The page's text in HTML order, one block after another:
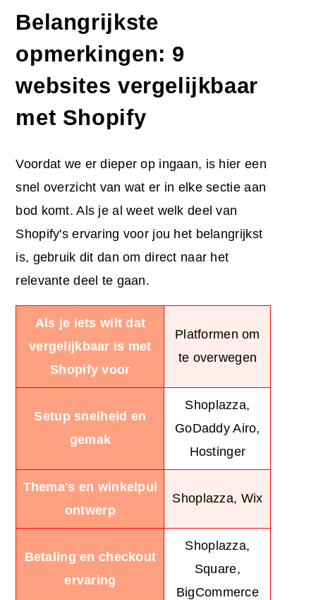
Belangrijkste
opmerkingen: 9
websites vergelijkbaar
met Shopify
Voordat we er dieper op ingaan, is hier een
snel overzicht van wat er in elke sectie aan
bod komt. Als je al weet welk deel van
Shopify's ervaring voor jou het belangrijkst
is, gebruik dit dan om direct naar het
relevante deel te gaan.
Als je iets wilt dat
vergelijkbaar is met
Shopify voor
Platformen om
te overwegen
Setup snelheid en
gemak
Shoplazza,
GoDaddy Airo,
Hostinger
Thema's en winkelpui
ontwerp
Shoplazza, Wix
Betaling en checkout
ervaring
Shoplazza,
Square,
BigCommerce